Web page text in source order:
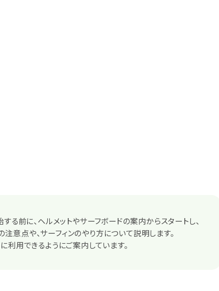
る前に、ヘルメットやサーフボードの案内からスタートし、
意点や、サーフィンのやり方について説明します。
利用できるようにご案内しています。